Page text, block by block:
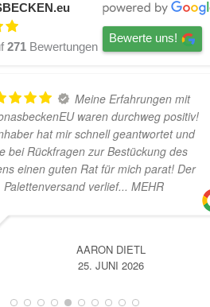
271 Bewertungen
Bewerte uns!
Meine Erfahrungen mit
waren durchweg positiv!
hat mir schnell geantwortet und
bei Rückfragen zur Bestückung des
einen guten Rat für mich parat! Der
Palettenversand verlief... MEHR
AARON DIETL
25. JUNI 2026